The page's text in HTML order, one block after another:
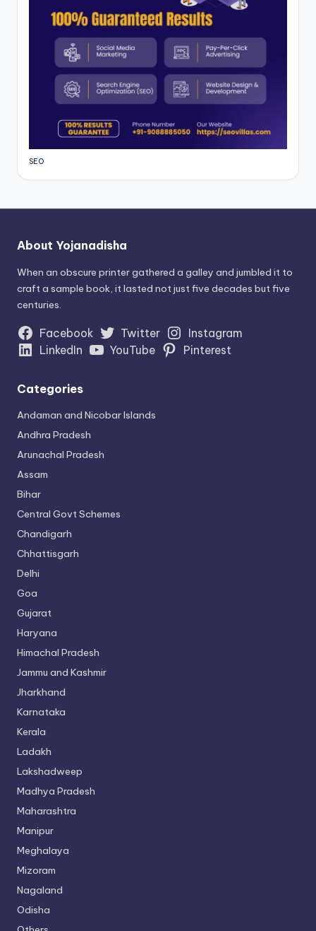
SEO
About Yojanadisha
When an obscure printer gathered a galley and jumbled it to
craft a sample book, it lasted not just five decades but five
centuries.
Facebook Twitter
Instagram
LinkedIn
YouTube Pinterest
Categories
Andaman and Nicobar Islands
Andhra Pradesh
Arunachal Pradesh
Assam
Bihar
Central Govt Schemes
Chandigarh
Chhattisgarh
Delhi
Goa
Gujarat
Haryana
Himachal Pradesh
Jammu and Kashmir
Jharkhand
Karnataka
Kerala
Ladakh
Lakshadweep
Madhya Pradesh
Maharashtra
Manipur
Meghalaya
Mizoram
Nagaland
Odisha